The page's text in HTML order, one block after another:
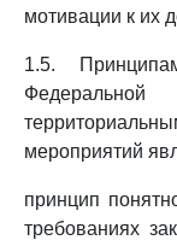
мотивации к их
1.5.
мероприятий
принцип
требованиях